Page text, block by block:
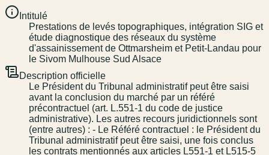
Intitulé
Prestations de levés topographiques, intégration SIG et
étude diagnostique des réseaux du système
d'assainissement de Ottmarsheim et Petit-Landau pour
le Sivom Mulhouse Sud Alsace
Description officielle
Le Président du Tribunal administratif peut être saisi
avant la conclusion du marché par un référé
précontractuel (art. L.551-1 du code de justice
administrative). Les autres recours juridictionnels sont
(entre autres) : - Le Référé contractuel : le Président du
Tribunal administratif peut être saisi, une fois conclus
les contrats mentionnés aux articles L551-1 et L515-5